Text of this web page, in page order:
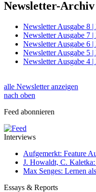
Newsletter-Archiv
Newsletter Ausgabe 8 |
Newsletter Ausgabe 7 |
Newsletter Ausgabe 6 |
Newsletter Ausgabe 5 |
Newsletter Ausgabe 4 |
alle Newsletter anzeigen
nach oben
Feed abonnieren
Interviews
Aufgemerkt: Feature
J. Howaldt, C.
Max Senges: Lernen
Essays & Reports